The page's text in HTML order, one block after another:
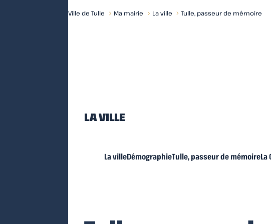
Ville de Tulle Ma mairie La ville Tulle, passeur de mémoire
LA VILLE
La villeDémographieTulle, passeur de mémoireLa